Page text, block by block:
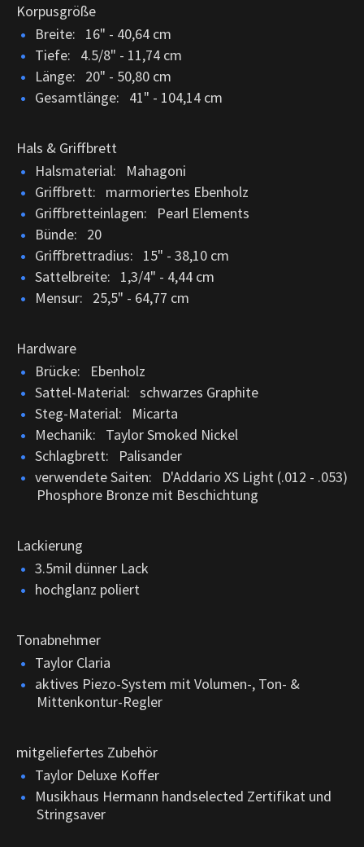
Korpusgröße
Breite: 16" - 40,64 cm
Tiefe: 4.5/8" - 11,74 cm
Länge: 20" - 50,80 cm
Gesamtlänge: 41" - 104,14 cm
Hals & Griffbrett
Halsmaterial: Mahagoni
Griffbrett: marmoriertes Ebenholz
Griffbretteinlagen: Pearl Elements
Bünde: 20
Griffbrettradius: 15" - 38,10 cm
Sattelbreite: 1,3/4" - 4,44 cm
Mensur: 25,5" - 64,77 cm
Hardware
Brücke: Ebenholz
Sattel-Material: schwarzes Graphite
Steg-Material: Micarta
Mechanik: Taylor Smoked Nickel
Schlagbrett: Palisander
verwendete Saiten: D'Addario XS Light (.012 - .053)
Phosphore Bronze mit Beschichtung
Lackierung
3.5mil dünner Lack
hochglanz poliert
Tonabnehmer
Taylor Claria
aktives Piezo-System mit Volumen-, Ton- &
Mittenkontur-Regler
mitgeliefertes Zubehör
Taylor Deluxe Koffer
Musikhaus Hermann handselected Zertifikat und
Stringsaver